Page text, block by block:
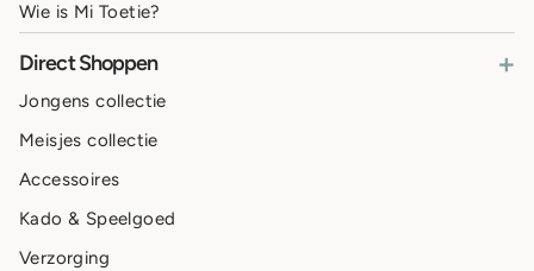
Wie is Mi Toetie?
Direct Shoppen +
Jongens collectie
Meisjes collectie
Accessoires
Kado & Speelgoed
Verzorging